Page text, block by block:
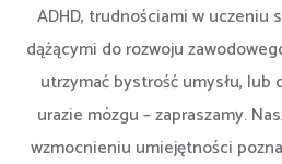
ADHD, trudnościami w uczeniu
dążącymi do rozwoju
utrzymać bystrość umysłu,
urazie mózgu – zapraszamy.
wzmocnieniu umiejętności